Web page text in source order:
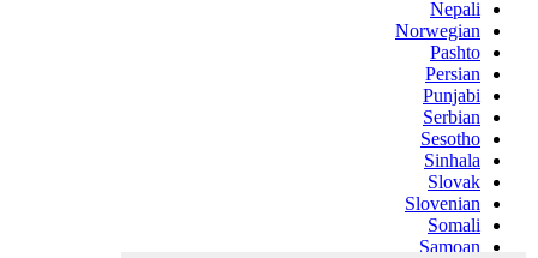
Nepali
Norwegian
Pashto
Persian
Punjabi
Serbian
Sesotho
Sinhala
Slovak
Slovenian
Somali
Samoan